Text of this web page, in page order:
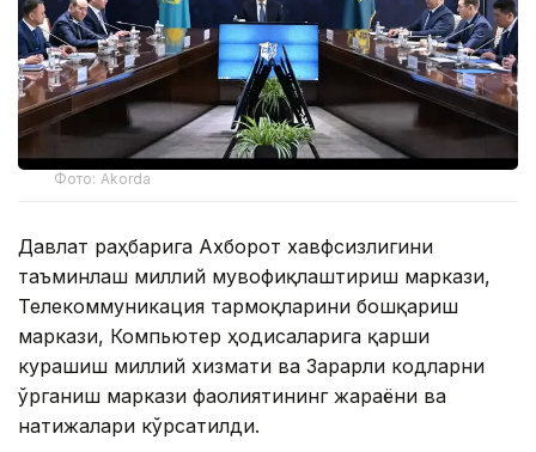
Фото: Akorda
Давлат раҳбарига Ахборот хавфсизлигини
таъминлаш миллий мувофиқлаштириш маркази,
Телекоммуникация тармоқларини бошқариш
маркази, Компьютер ҳодисаларига қарши
курашиш миллий хизмати ва Зарарли кодларни
ўрганиш маркази фаолиятининг жараёни ва
натижалари кўрсатилди.